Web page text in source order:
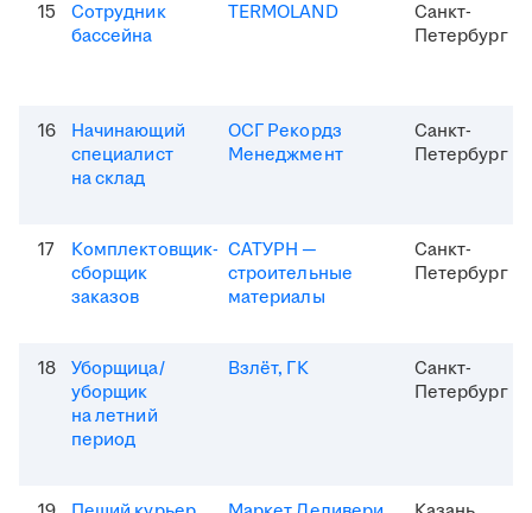
15
Сотрудник
бассейна
TERMOLAND
Санкт-
Петербург
16
Начинающий
специалист
на склад
ОСГ Рекордз
Менеджмент
Санкт-
Петербург
17
Комплектовщик-
сборщик
заказов
САТУРН —
строительные
материалы
Санкт-
Петербург
18
Уборщица/
уборщик
на летний
период
Взлёт, ГК
Санкт-
Петербург